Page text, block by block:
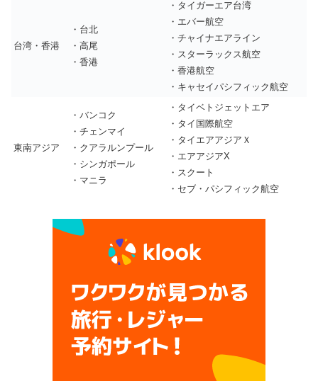
台湾・香港
・台北
・高尾
・香港
・タイガーエア台湾
・エバー航空
・チャイナエアライン
・スターラックス航空
・香港航空
・キャセイパシフィック航空
東南アジア
・バンコク
・チェンマイ
・クアラルンプール
・シンガポール
・マニラ
・タイベトジェットエア
・タイ国際航空
・タイエアアジアＸ
・エアアジアX
・スクート
・セブ・パシフィック航空